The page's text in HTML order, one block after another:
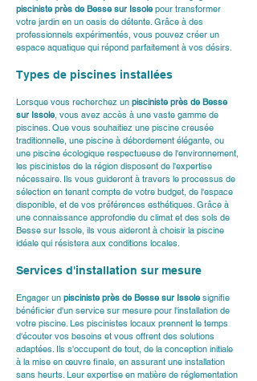
pisciniste près de Besse sur Issole pour transformer
votre jardin en un oasis de détente. Grâce à des
professionnels expérimentés, vous pouvez créer un
espace aquatique qui répond parfaitement à vos désirs.
Types de piscines installées
Lorsque vous recherchez un pisciniste près de Besse
sur Issole, vous avez accès à une vaste gamme de
piscines. Que vous souhaitiez une piscine creusée
traditionnelle, une piscine à débordement élégante, ou
une piscine écologique respectueuse de l'environnement,
les piscinistes de la région disposent de l'expertise
nécessaire. Ils vous guideront à travers le processus de
sélection en tenant compte de votre budget, de l'espace
disponible, et de vos préférences esthétiques. Grâce à
une connaissance approfondie du climat et des sols de
Besse sur Issole, ils vous aideront à choisir la piscine
idéale qui résistera aux conditions locales.
Services d'installation sur mesure
Engager un pisciniste près de Besse sur Issole signifie
bénéficier d'un service sur mesure pour l'installation de
votre piscine. Les piscinistes locaux prennent le temps
d'écouter vos besoins et vous offrent des solutions
adaptées. Ils s'occupent de tout, de la conception initiale
à la mise en œuvre finale, en assurant une installation
sans heurts. Leur expertise en matière de réglementation